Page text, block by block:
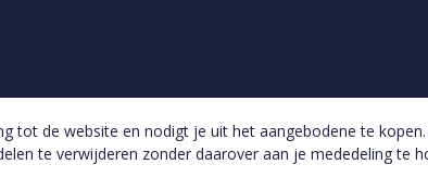
tot de website en nodigt je uit het aangebodene te
te verwijderen zonder daarover aan je mededeling te